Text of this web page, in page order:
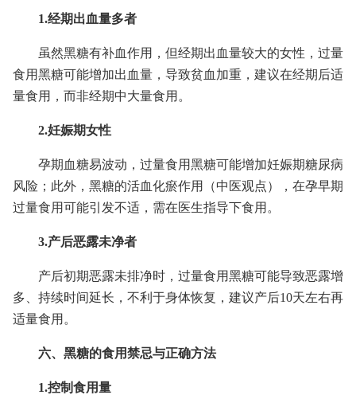
1.经期出血量多者
虽然黑糖有补血作用，但经期出血量较大的女性，过量
食用黑糖可能增加出血量，导致贫血加重，建议在经期后适
量食用，而非经期中大量食用。
2.妊娠期女性
孕期血糖易波动，过量食用黑糖可能增加妊娠期糖尿病
风险；此外，黑糖的活血化瘀作用（中医观点），在孕早期
过量食用可能引发不适，需在医生指导下食用。
3.产后恶露未净者
产后初期恶露未排净时，过量食用黑糖可能导致恶露增
多、持续时间延长，不利于身体恢复，建议产后10天左右再
适量食用。
六、黑糖的食用禁忌与正确方法
1.控制食用量